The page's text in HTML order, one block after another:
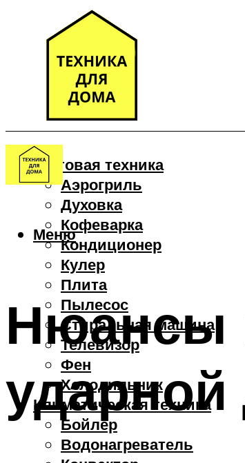
Бытовая техника
Аэрогриль
Духовка
Кофеварка
Кондиционер
Кулер
Плита
Пылесос
Стиральная машина
Телевизор
Фен
Холодильник
Климатическая техника
Бойлер
Водонагреватель
Меню
Нюансы
ударной